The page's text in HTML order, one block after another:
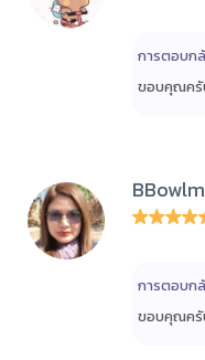
การตอบก
ขอบคุณครั
การตอบก
ขอบคุณครั